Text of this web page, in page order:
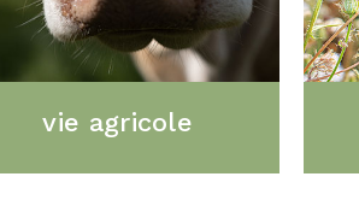
vie agricole